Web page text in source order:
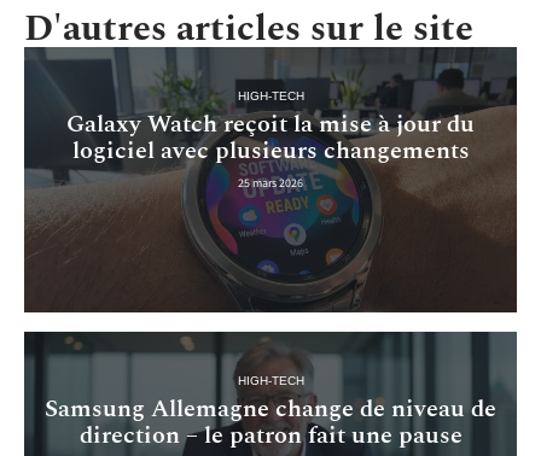
D'autres articles sur le site
HIGH-TECH
Galaxy Watch reçoit la mise à jour du
logiciel avec plusieurs changements
25 mars 2026
HIGH-TECH
Samsung Allemagne change de niveau de
direction – le patron fait une pause